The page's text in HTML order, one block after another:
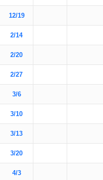
12/19
2/14
2/20
2/27
3/6
3/10
3/13
3/20
4/3